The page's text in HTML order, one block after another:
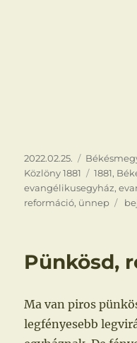
Közzétéve
2022.02.25. Kategória
Közlöny 1881
Címke
1881,
evangélikusegyház,
reformáció, ünnep
A
Pünkösd,
Ma van piros
legfényesebb